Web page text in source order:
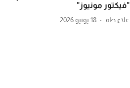
"فيكتور مونيوز"
علاء طه 18 يونيو 2026